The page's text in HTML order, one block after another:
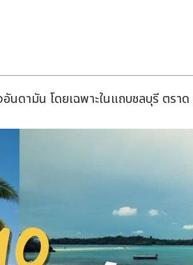
นดามัน โดยเฉพาะในแถบชลบุรี ตราด